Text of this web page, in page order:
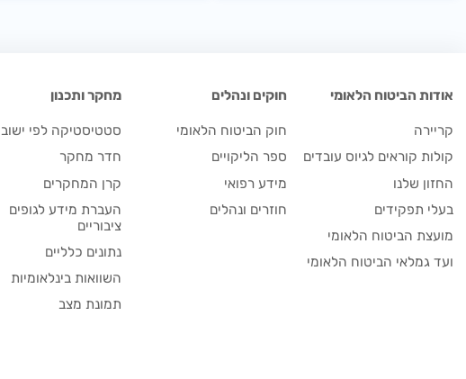
אודות הביטוח הלאומי
קריירה
קולות קוראים לגיוס עובדים
החזון שלנו
בעלי תפקידים
מועצת הביטוח הלאומי
ועד גמלאי הביטוח הלאומי
חוקים ונהלים
חוק הביטוח הלאומי
ספר הליקויים
מידע רפואי
חוזרים ונהלים
מחקר ותכנון
סטטיסטיקה לפי ישוב
חדר מחקר
קרן המחקרים
העברת מידע לגופים
ציבוריים
נתונים כלליים
השוואות בינלאומיות
תמונת מצב